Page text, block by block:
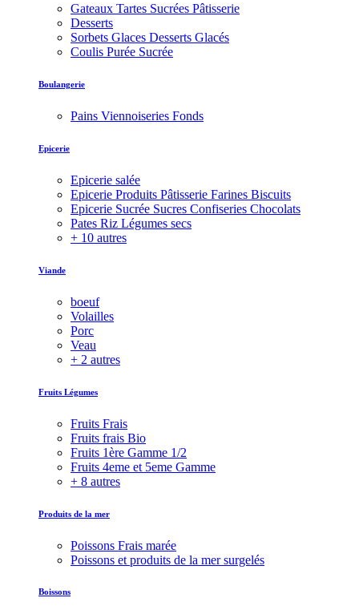
Gateaux Tartes Sucrées Pâtisserie
Desserts
Sorbets Glaces Desserts Glacés
Coulis Purée Sucrée
Boulangerie
Pains Viennoiseries Fonds
Epicerie
Epicerie salée
Epicerie Produits Pâtisserie Farines Biscuits
Epicerie Sucrée Sucres Confiseries Chocolats
Pates Riz Légumes secs
+ 10 autres
Viande
boeuf
Volailles
Porc
Veau
+ 2 autres
Fruits Légumes
Fruits Frais
Fruits frais Bio
Fruits 1ère Gamme 1/2
Fruits 4eme et 5eme Gamme
+ 8 autres
Produits de la mer
Poissons Frais marée
Poissons et produits de la mer surgelés
Boissons